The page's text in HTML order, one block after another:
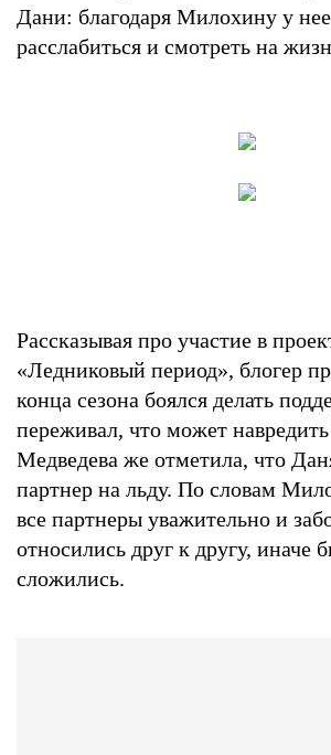
Дани: благодаря Милохину у
расслабиться и смотреть на
Рассказывая про участие в
«Ледниковый период», блогер
конца сезона боялся делать
переживал, что может
Медведева же отметила, что
партнер на льду. По словам
все партнеры уважительно и
относились друг к другу, иначе
сложились.